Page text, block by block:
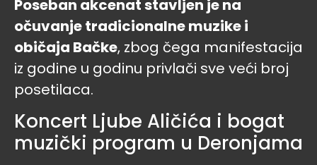
Poseban akcenat stavljen je na
očuvanje tradicionalne muzike i
običaja Bačke, zbog čega manifestacija
iz godine u godinu privlači sve veći broj
posetilaca.
Koncert Ljube Aličića i bogat
muzički program u Deronjama